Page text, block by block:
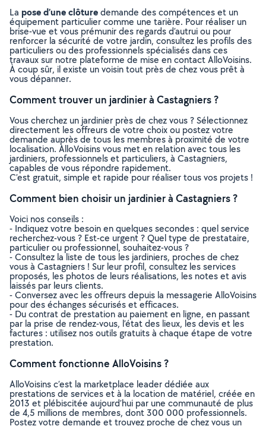
La pose d’une clôturedemande des compétences et un
équipement particulier comme une tarière. Pour réaliser un
brise-vue et vous prémunir des regards d’autrui ou pour
renforcer la sécurité de votre jardin, consultez les profils des
particuliers ou des professionnels spécialisés dans ces
travaux sur notre plateforme de mise en contact AlloVoisins.
À coup sûr, il existe un voisin tout près de chez vous prêt à
vous dépanner.
Comment trouver un jardinier à Castagniers ?
Vous cherchez un jardinier près de chez vous ? Sélectionnez
directement les offreurs de votre choix ou postez votre
demande auprès de tous les membres à proximité de votre
localisation. AlloVoisins vous met en relation avec tous les
jardiniers, professionnels et particuliers, à Castagniers,
capables de vous répondre rapidement.
C’est gratuit, simple et rapide pour réaliser tous vos projets !
Comment bien choisir un jardinier à Castagniers ?
Voici nos conseils :
- Indiquez votre besoin en quelques secondes : quel service
recherchez-vous ? Est-ce urgent ? Quel type de prestataire,
particulier ou professionnel, souhaitez-vous ?
- Consultez la liste de tous les jardiniers, proches de chez
vous à Castagniers ! Sur leur profil, consultez les services
proposés, les photos de leurs réalisations, les notes et avis
laissés par leurs clients.
- Conversez avec les offreurs depuis la messagerie AlloVoisins
pour des échanges sécurisés et efficaces.
- Du contrat de prestation au paiement en ligne, en passant
par la prise de rendez-vous, l’état des lieux, les devis et les
factures : utilisez nos outils gratuits à chaque étape de votre
prestation.
Comment fonctionne AlloVoisins ?
AlloVoisins c’est la marketplace leader dédiée aux
prestations de services et à la location de matériel, créée en
2013 et plébiscitée aujourd’hui par une communauté de plus
de 4,5 millions de membres, dont 300 000 professionnels.
Postez votre demande et trouvez proche de chez vous un